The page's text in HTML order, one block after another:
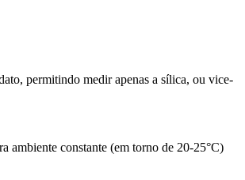
permitindo medir apenas a sílica, ou vice-
ambiente constante (em torno de 20-25°C)